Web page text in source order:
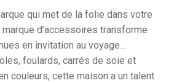
qui met de la folie dans votre
d’accessoires transforme
en invitation au voyage…
foulards, carrés de soie et
couleurs, cette maison a un talent